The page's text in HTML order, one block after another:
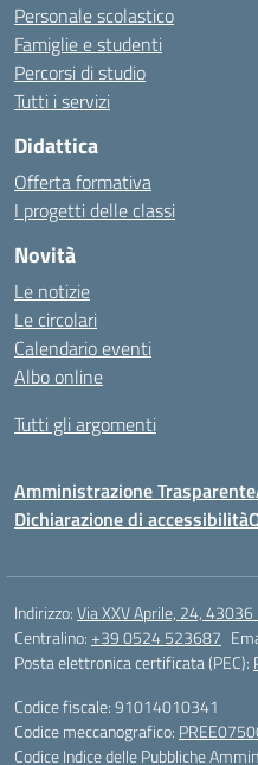
Personale scolastico
Famiglie e studenti
Percorsi di studio
Tutti i servizi
Didattica
Offerta formativa
I progetti delle classi
Novità
Le notizie
Le circolari
Calendario eventi
Albo online
Tutti gli argomenti
Amministrazione Trasparente
Dichiarazione di accessibilità
Indirizzo:Via XXV Aprile, 24, 43036
Centralino:+39 0524 523687
Posta elettronica certificata (PEC):
Codice fiscale: 91014010341
Codice meccanografico:
Codice Indice delle Pubbliche